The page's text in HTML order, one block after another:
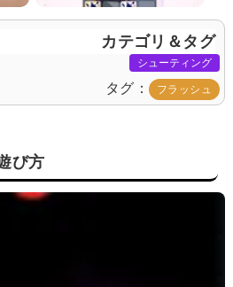
カテゴリ＆タグ
シューティング
タグ フラッシュ
び方